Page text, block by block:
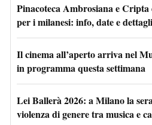
Pinacoteca Ambrosiana e
per i milanesi: info, date e dettagli
Il cinema all’aperto arriva nel
in programma questa settimana
Lei Ballerà 2026: a Milano la
violenza di genere tra musica e